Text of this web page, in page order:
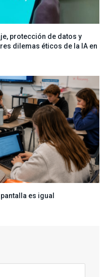
protección de datos y
dilemas éticos de la IA en
es igual